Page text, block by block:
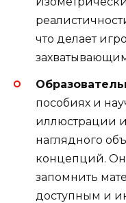
что делает
пособиях и
иллюстрации
наглядного
концепций.
запомнить
доступным и